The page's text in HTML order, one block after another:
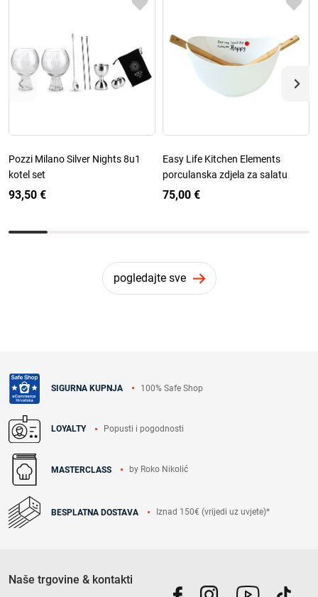
Pozzi Milano Silver Nights 8u1
kotel set
93,50 €
Easy Life Kitchen Elements
porculanska zdjela za salatu
75,00 €
pogledajte sve
SIGURNA KUPNJA 100% Safe Shop
LOYALTY Popusti i pogodnosti
MASTERCLASS by Roko Nikolić
BESPLATNA DOSTAVA Iznad 150€ (vrijedi uz uvjete)*
Naše trgovine & kontakti